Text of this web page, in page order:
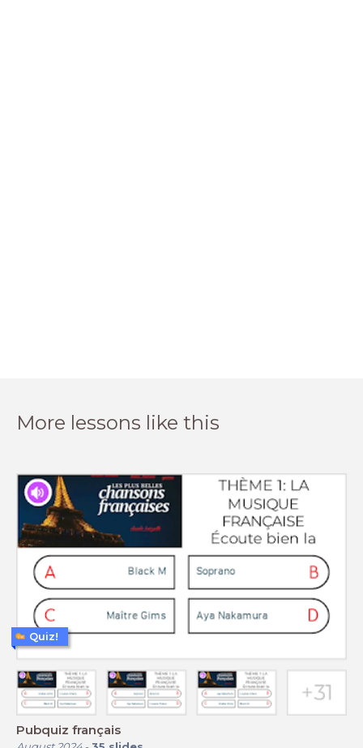
More lessons like this
Pubquiz français
Quiz!